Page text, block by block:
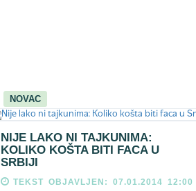
NOVAC
NIJE LAKO NI TAJKUNIMA:
KOLIKO KOŠTA BITI FACA U
SRBIJI
TEKST OBJAVLJEN: 07.01.2014 12:00